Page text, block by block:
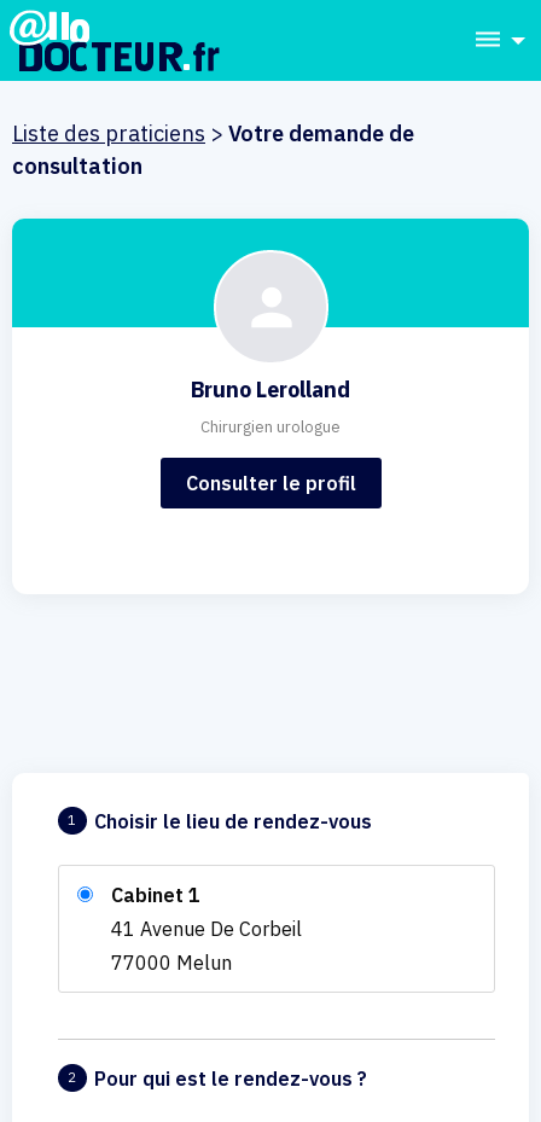
dehaze
Liste des praticiens > Votre demande de
consultation
Bruno Lerolland
Chirurgien urologue
Consulter le profil
1 Choisir le lieu de rendez-vous
Cabinet 1
41 Avenue De Corbeil
77000 Melun
2 Pour qui est le rendez-vous ?